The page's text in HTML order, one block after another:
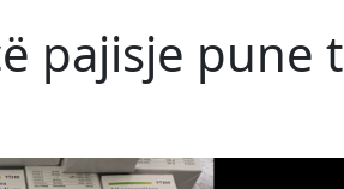
pajisje pune